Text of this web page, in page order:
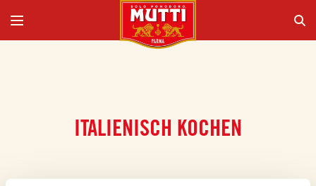
ITALIENISCH KOCHEN